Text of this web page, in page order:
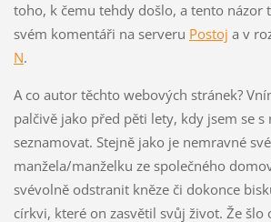
toho, k čemu tehdy došlo, a tento názor
svém komentáři na serveru Postoj a v
N.
A co autor těchto webových stránek?
palčivě jako před pěti lety, kdy jsem se s
seznamovat. Stejně jako je nemravné
manžela/manželku ze společného
svévolně odstranit kněze či dokonce
církvi, které on zasvětil svůj život. Že šlo